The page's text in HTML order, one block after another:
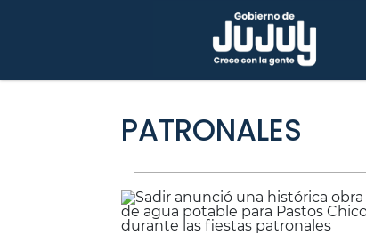
PATRONALES